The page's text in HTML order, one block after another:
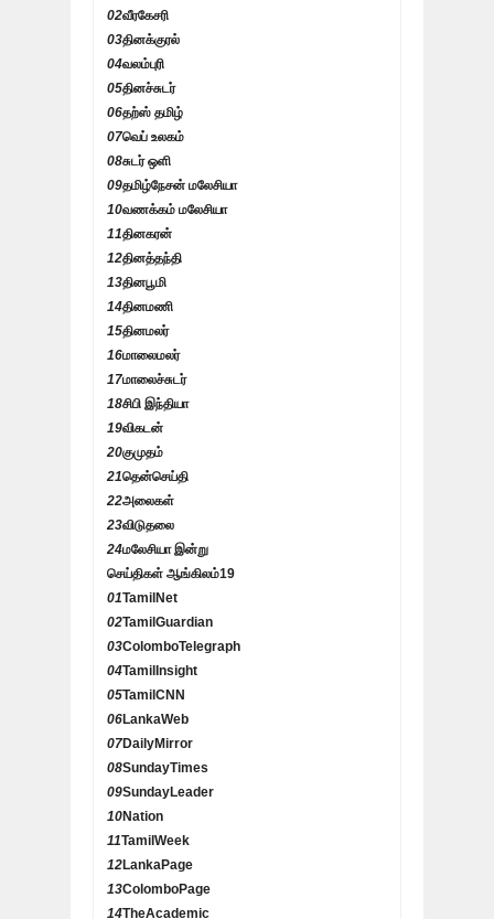
02வீரகேசரி
03தினக்குரல்
04வலம்புரி
05தினச்சுடர்
06தற்ஸ் தமிழ்
07வெப் உலகம்
08சுடர் ஒளி
09தமிழ்நேசன் மலேசியா
10வணக்கம் மலேசியா
11தினகரன்
12தினத்தந்தி
13தினபூமி
14தினமணி
15தினமலர்
16மாலைமலர்
17மாலைச்சுடர்
18சிபி இந்தியா
19விகடன்
20குமுதம்
21தென்செய்தி
22அலைகள்
23விடுதலை
24மலேசியா இன்று
செய்திகள் ஆங்கிலம்19
01TamilNet
02TamilGuardian
03ColomboTelegraph
04TamilInsight
05TamilCNN
06LankaWeb
07DailyMirror
08SundayTimes
09SundayLeader
10Nation
11TamilWeek
12LankaPage
13ColomboPage
14TheAcademic